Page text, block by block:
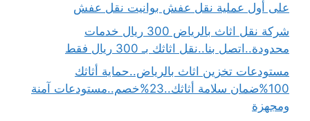
على أول عملية نقل عفش بوانيت نقل عفش
شركة نقل اثاث بالرياض 300 ريال خدمات
محدودة..اتصل بنا..نقل اثاثك بـ 300 ريال فقط
مستودعات تخزين اثاث بالرياض..حماية أثاثك
100%ضمان سلامة أثاثك..23%خصم..مستودعات آمنة
ومجهزة